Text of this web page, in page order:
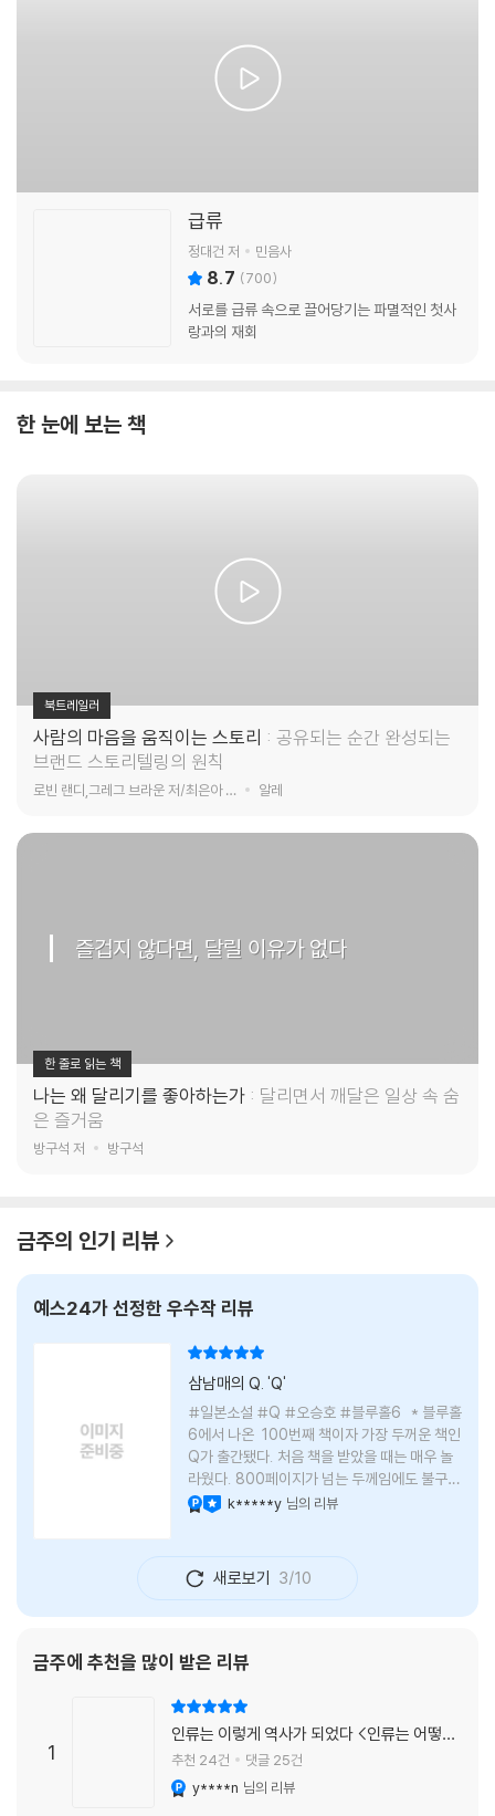
급류
정대건 저 민음사
8.7 (700)
서로를 급류 속으로 끌어당기는 파멸적인 첫사
랑과의 재회
한 눈에 보는 책
북트레일러
사람의 마음을 움직이는 스토리
공유되는 순간 완성되는
브랜드 스토리텔링의 원칙
로빈 랜디,그레그 브라운 저/최은아 역 알레
즐겁지 않다면, 달릴 이유가 없다
한 줄로 읽는 책
나는 왜 달리기를 좋아하는가
달리면서 깨달은 일상 속 숨
은 즐거움
방구석 저 방구석
금주의 인기 리뷰
예스24가 선정한 우수작 리뷰
삼남매의 Q. 'Q'
#일본소설 #Q #오승호 #블루홀6 * 블루홀
6에서 나온 100번째 책이자 가장 두꺼운 책인
Q가 출간됐다. 처음 책을 받았을 때는 매우 놀
라웠다. 800페이지가 넘는 두께임에도 불구하
고 생각보다 책이 가벼웠다. 여기에 측면을 영
제목이 Q란다. 처음 제목을 봤을 때 나는 질문
을 의미하는 Question을 떠올렸다. 하지만 이
려는 걸까, 아니면 같이 논의를 하자는 걸까 고
개를 갸웃거리며 책을 펴들었다. * 틈만 나면
경적을 울리고 욕을 입에 달고 사는 선배와 일
하고 있는 하치. 히토미 클린이라는 청소업체
직원으로 일하는 그녀가 바라는 것은 그저 고요
한
k*****y 님의 리뷰
새로보기 3/10
금주에 추천을 많이 받은 리뷰
1
인류는 이렇게 역사가 되었다 <인류는 어떻게
역사가 되었나>
추천 24건 댓글 25건
y****n 님의 리뷰